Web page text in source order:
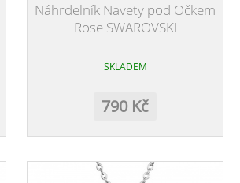
Náhrdelník Navety pod Očkem
Rose SWAROVSKI
SKLADEM
790 Kč